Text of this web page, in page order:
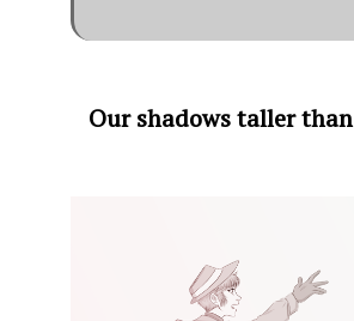
Our shadows taller